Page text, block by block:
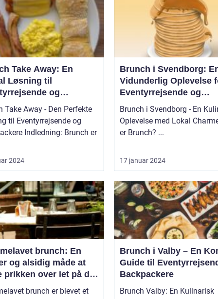
Take Away: En
Løsning til
og
Take Away - Den Perfekte
til Eventyrrejsende og
Brunch er
2024
Brunch i Svendborg:
Vidunderlig Oplevelse
Eventyrrejsende og
Backpackere
Brunch i Svendborg - En
Oplevelse med Lokal Charme
er Brunch? ...
17 januar 2024
brunch: En
og alsidig måde at
prikken over iet på din
eller frokost
brunch er blevet et
Brunch i Valby – En
Guide til
Backpackere
Brunch Valby: En Kulinarisk